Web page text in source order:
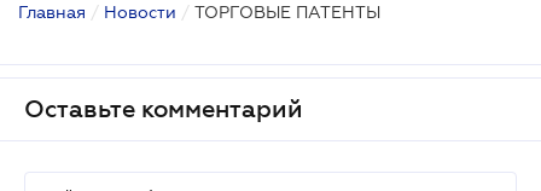
Главная / Новости / ТОРГОВЫЕ ПАТЕНТЫ
Оставьте комментарий